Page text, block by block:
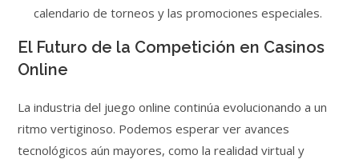
calendario de torneos y las promociones especiales.
El Futuro de la Competición en Casinos
Online
La industria del juego online continúa evolucionando a un
ritmo vertiginoso. Podemos esperar ver avances
tecnológicos aún mayores, como la realidad virtual y